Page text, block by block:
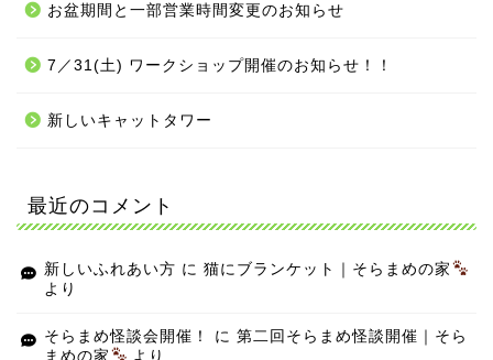
お盆期間と一部営業時間変更のお知らせ
7／31(土) ワークショップ開催のお知らせ！！
新しいキャットタワー
最近のコメント
新しいふれあい方 に 猫にブランケット｜そらまめの家
より
そらまめ怪談会開催！ に 第二回そらまめ怪談開催｜そら
まめの家
より